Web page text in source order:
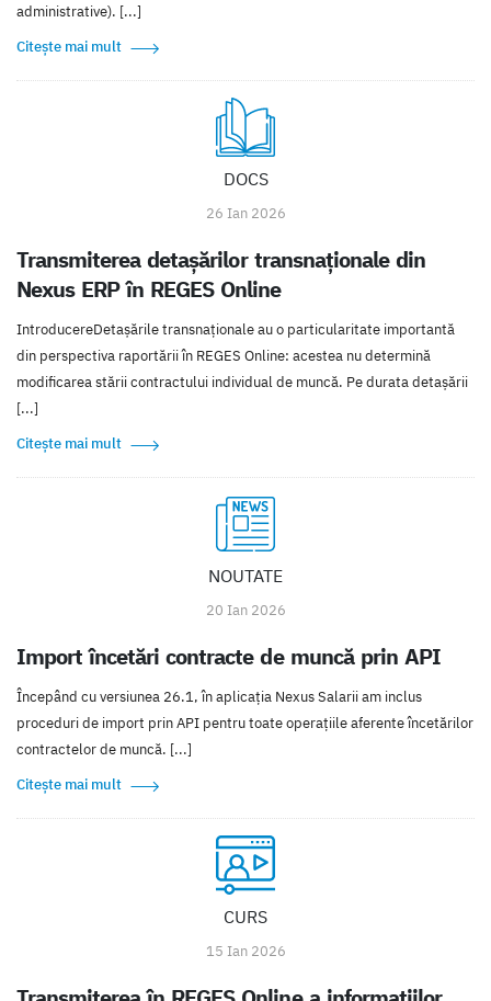
administrative). [...]
Citește mai mult
DOCS
26 Ian 2026
Transmiterea detașărilor transnaționale din
Nexus ERP în REGES Online
IntroducereDetașările transnaționale au o particularitate importantă
din perspectiva raportării în REGES Online: acestea nu determină
modificarea stării contractului individual de muncă. Pe durata detașării
[...]
Citește mai mult
NOUTATE
20 Ian 2026
Import încetări contracte de muncă prin API
Începând cu versiunea 26.1, în aplicația Nexus Salarii am inclus
proceduri de import prin API pentru toate operațiile aferente încetărilor
contractelor de muncă. [...]
Citește mai mult
CURS
15 Ian 2026